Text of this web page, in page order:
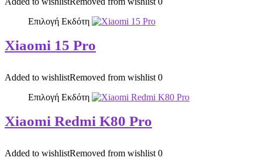
Επιλογή Εκδότη
Xiaomi 15 Pro
Added to wishlistRemoved from wishlist 0
Επιλογή Εκδότη
Xiaomi Redmi K80 Pro
Added to wishlistRemoved from wishlist 0